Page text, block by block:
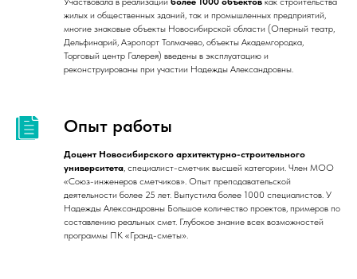
жилых и общественных зданий, так и промышленных предприятий,
многие знаковые объекты Новосибирской области (Оперный театр,
Дельфинарий, Аэропорт Толмачево, объекты Академгородка,
Торговый центр Галерея) введены в эксплуатацию и
реконструированы при участии Надежды Александровны.
Опыт работы
Доцент Новосибирского архитектурно-строительного
университета, специалист-сметчик высшей категории. Член МОО
«Союз-инженеров сметчиков». Опыт преподавательской
деятельности более 25 лет. Выпустила более 1000 специалистов. У
Надежды Александровны Большое количество проектов, примеров по
составлению реальных смет. Глубокое знание всех возможностей
программы ПК «Гранд-сметы».